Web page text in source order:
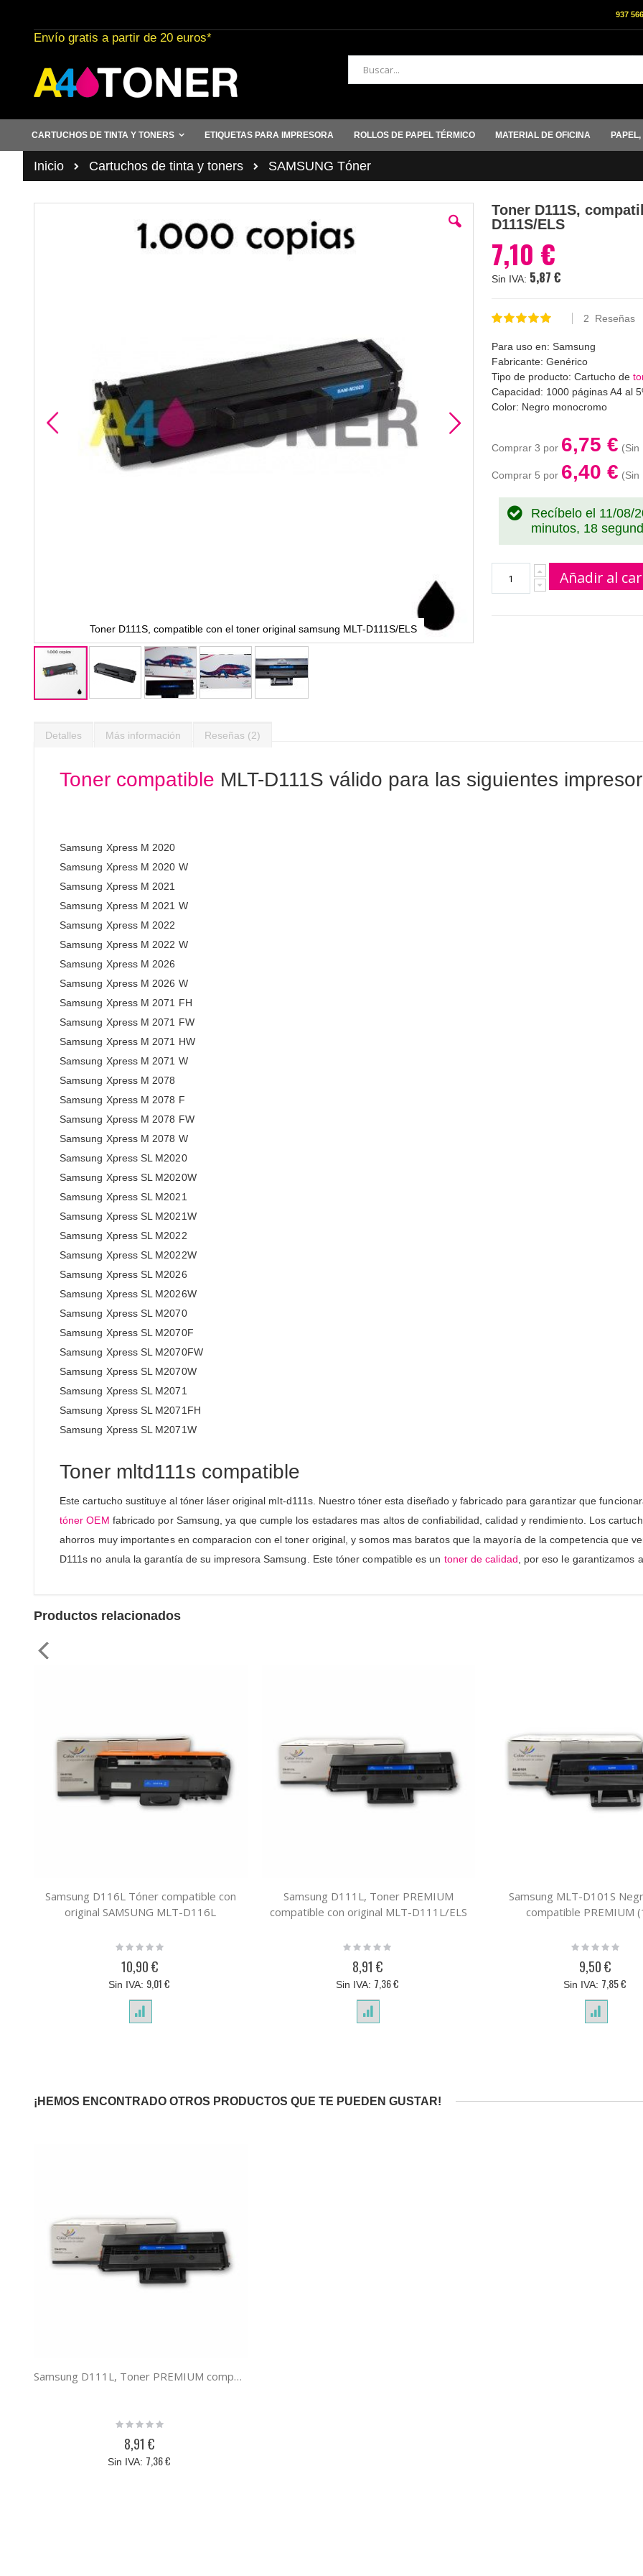
al
contenido
937
Envío gratis a partir de 20 euros*
Buscar
CARTUCHOS DE TINTA Y TONERS ETIQUETAS PARA IMPRESORA ROLLOS DE PAPEL TÉRMICO MATERIAL DE OFICINA PAPEL,
Inicio Cartuchos de tinta y toners SAMSUNG Tóner
Toner D111S, compatible con el toner original samsung MLT-D111S/ELS
comienzo
Toner D111S,
D111S/ELS
7,10 €
5,87 €
Valoración:
2 Reseñas
Para uso en: Samsung
Fabricante: Genérico
Tipo de producto: Cartucho de
Capacidad: 1000 páginas A4 al
Color: Negro monocromo
Comprar 3 por 6,75 €
Comprar 5 por 6,40 €
Recíbelo el 11/08/
minutos, 17
Añadir al
Detalles
Toner compatible MLT-D111S válido para las siguientes
Samsung Xpress M 2020
Samsung Xpress M 2020 W
Samsung Xpress M 2021
Samsung Xpress M 2021 W
Samsung Xpress M 2022
Samsung Xpress M 2022 W
Samsung Xpress M 2026
Samsung Xpress M 2026 W
Samsung Xpress M 2071 FH
Samsung Xpress M 2071 FW
Samsung Xpress M 2071 HW
Samsung Xpress M 2071 W
Samsung Xpress M 2078
Samsung Xpress M 2078 F
Samsung Xpress M 2078 FW
Samsung Xpress M 2078 W
Samsung Xpress SL M2020
Samsung Xpress SL M2020W
Samsung Xpress SL M2021
Samsung Xpress SL M2021W
Samsung Xpress SL M2022
Samsung Xpress SL M2022W
Samsung Xpress SL M2026
Samsung Xpress SL M2026W
Samsung Xpress SL M2070
Samsung Xpress SL M2070F
Samsung Xpress SL M2070FW
Samsung Xpress SL M2070W
Samsung Xpress SL M2071
Samsung Xpress SL M2071FH
Samsung Xpress SL M2071W
Toner mltd111s compatible
Este cartucho sustituye al tóner láser original mlt-d111s. Nuestro tóner esta diseñado y fabricado para garantizar que
tóner OEM fabricado por Samsung, ya que cumple los estadares mas altos de confiabilidad, calidad y rendimiento. Los
ahorros muy importantes en comparacion con el toner original, y somos mas baratos que la mayoría de la competencia que
D111s no anula la garantía de su impresora Samsung. Este tóner compatible es un toner de calidad , por eso le garantizamos
Más información Reseñas 2
Productos relacionados
Samsung D116L Tóner compatible con
original SAMSUNG MLT-D116L
Rating:
10,90 €
9,01 €
Samsung D111L, Toner PREMIUM
compatible con original MLT-D111L/ELS
Rating:
8,91 €
7,36 €
Samsung MLT-D101S
compatible PREMIUM
Rating:
9,50 €
7,85 €
¡HEMOS ENCONTRADO OTROS PRODUCTOS QUE TE PUEDEN GUSTAR!
Samsung D111L, Toner PREMIUM compatible con original MLT-D111L/ELS
Rating:
8,91 €
7,36 €